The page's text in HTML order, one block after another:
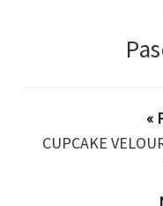
«
CUPCAKE